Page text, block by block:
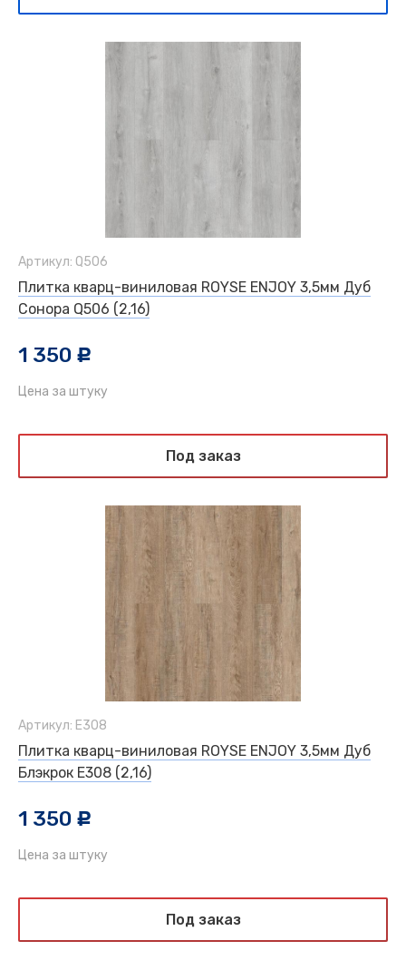
Артикул: Q506
Плитка кварц-виниловая ROYSE ENJOY 3,5мм Дуб
Сонора Q506 (2,16)
1 350 c
Цена за штуку
Под заказ
Артикул: Е308
Плитка кварц-виниловая ROYSE ENJOY 3,5мм Дуб
Блэкрок Е308 (2,16)
1 350 c
Цена за штуку
Под заказ